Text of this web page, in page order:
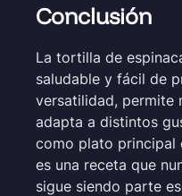
Conclusión
La tortilla de
saludable y fácil de
versatilidad, permite
adapta a distintos
como plato principal
es una receta que
sigue siendo parte